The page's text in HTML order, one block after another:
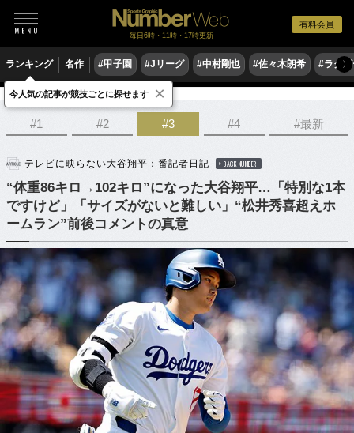
有料会員
毎日6時・11時・17時更新
ランキング 名作 #甲子園 #Jリーグ #中村剛也 #佐々木朗希 #ラグ〉
野球 MLB
#1 #2 #3 #4 #最新
テレビに映らない大谷翔平：番記者日記 BACK NUMBER
“体重86キロ→102キロ”になった大谷翔平…「特別な1本
ですけど」「サイズがないと難しい」“松井秀喜超えホ
ームラン”前後コメントの真意
今人気の記事が競技ごとに探せます ×